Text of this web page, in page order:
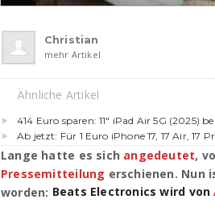
Christian
mehr Artikel
Ähnliche Artikel
414 Euro sparen: 11″ iPad Air 5G (2025)
Ab jetzt: Für 1 Euro iPhone 17, 17 Air, 17
Lange hatte es sich angedeutet,
Pressemitteilung erschienen.
worden: Beats Electronics wird von